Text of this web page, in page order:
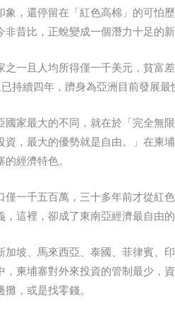
象，還停留在「紅色高棉」的可怕
昔比，正蛻變成一個潛力十足的新
之一且人均所得僅一千美元，貧富
持續四年，躋身為亞洲目前發展最
國家最大的不同，就在於「完全無
資，最大的優勢就是自由。」在柬
經濟特色。
僅一千五百萬，三十多年前才從紅
這裡，卻成了東南亞經濟最自由的
坡、馬來西亞、泰國、菲律賓、
，柬埔寨對外來投資的管制最少，
，或是找零錢。